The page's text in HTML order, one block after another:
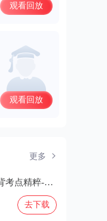
观看回放
观看回放
更多
2026教师资格证-寒假必背考点精粹-2.zip
去下载